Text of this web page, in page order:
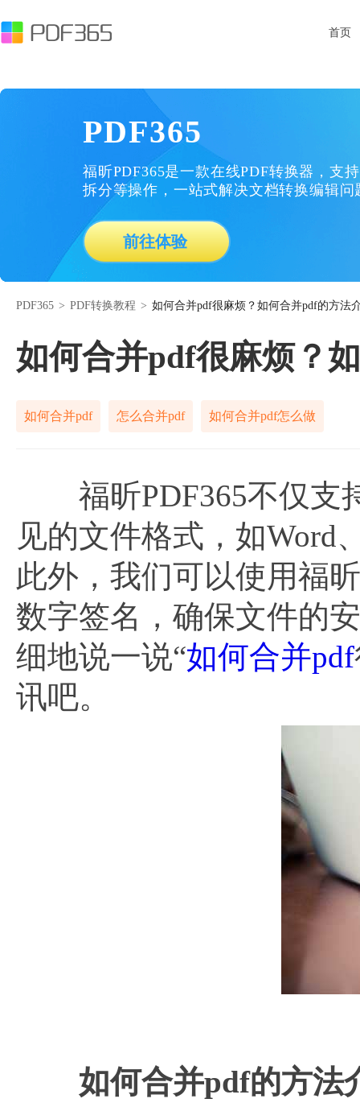
首页
PDF365
福昕PDF365是一款在线PDF转换器，支
拆分等操作，一站式解决文档转换编辑问
前往体验
PDF365 > PDF转换教程 > 如何合并pdf很麻烦？如何合并pdf​​​​​​​的方法
如何合并pdf很麻烦？
如何合并pdf 怎么合并pdf 如何合并pdf怎么做
福昕PDF365不仅支
见的文件格式，如Word
此外，我们可以使用福
数字签名，确保文件的
细地说一说“如何合并pdf
讯吧。
如何合并pdf的方法